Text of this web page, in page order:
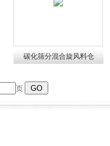
碳化筛分混合旋风料仓
页